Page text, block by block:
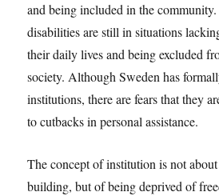
and being included in the
disabilities are still in situations
their daily lives and being excluded
society. Although Sweden has
institutions, there are fears that they
to cutbacks in personal assistance.
The concept of institution is not
building, but of being deprived of